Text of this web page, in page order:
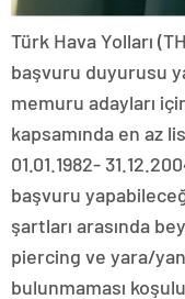
Türk Hava Yolları
başvuru duyurusu
memuru adayları
kapsamında en az
01.01.1982-
başvuru
şartları arasında
piercing ve yara/
bulunmaması